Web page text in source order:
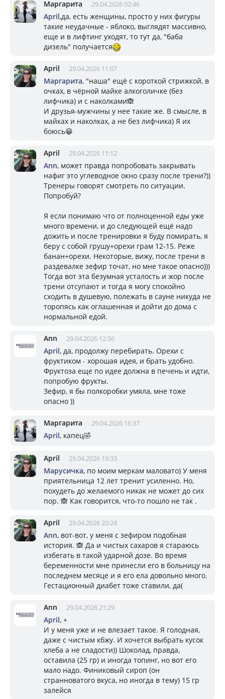
Маргарита 29.04.2026 02:46
April,да, есть женщины, просто у них фигуры
такие неудачные - яблоко, выглядят массивно,
еще и в лифтинг уходят, то тут да, "баба
дизель" получается
April 29.04.2026 11:07
Маргарита, "наша" ещё с короткой стрижкой, в
очках, в чёрной майке алкоголичке (без
лифчика) и с наколками🙈
И друзья-мужчины у нее такие же. В смысле, в
майках и наколках, а не без лифчика) Я их
боюсь😁
April 29.04.2026 11:12
Ann, может правда попробовать закрывать
нафиг это углеводное окно сразу после трени?))
Тренеры говорят смотреть по ситуации.
Попробуй?
Я если понимаю что от полноценной еды уже
много времени, и до следующей ещё надо
дожить и после тренировки я буду помирать, я
беру с собой грушу+орехи грам 12-15. Реже
банан+орехи. Некоторые, вижу, после трени в
раздевалке зефир точат, но мне такое опасно)))
Тогда вот эта безумная усталость и жор после
трени отсупают и тогда я могу спокойно
сходить в душевую, полежать в сауне никуда не
торопясь как оглашенная и дойти до дома с
нормальной едой.
Ann 29.04.2026 12:56
April, да, продолжу перебирать. Орехи с
фруктиком - хорошая идея, и брать удобно.
Фруктоза еще по идее должна в печень и идти,
попробую фрукты.
Зефир, я бы полкоробки умяла, мне тоже
опасно ))
Маргарита 29.04.2026 16:37
April, капец🤣
April 29.04.2026 19:33
Марусичка, по моим меркам маловато) У меня
приятельница 12 лет тренит усиленно. Но,
похудеть до желаемого никак не может до сих
пор. 🙈 Как говорится, что-то пошло не так .
April 29.04.2026 20:24
Ann, вот-вот, у меня с зефиром подобная
история. 🙈 Да и чистых сахаров я стараюсь
избегать в такой ударной дозе. Во время
беременности мне принесли его в больницу на
последнем месяце и я его ела довольно много.
Гестационный диабет тоже ставили, да(
Ann 29.04.2026 21:29
April, +
И у меня уже и не влезает такое. Я голодная,
даже с чистым кбжу. И хочется выбрать кусок
хлеба а не сладости)) Шоколад, правда,
оставила (25 гр) и иногда топинг, но вот его
мало надо. Финиковый сироп (он
странноватого вкуса, но иногда в тему) 15 гр
залейся